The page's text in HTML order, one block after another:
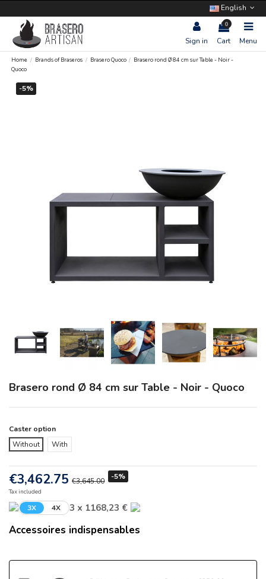
English
Sign in
0
Cart Menu
Home Brands of Braseros Brasero Quoco
Brasero rond Ø 84 cm sur Table - Noir -
Quoco
-5%
Brasero rond Ø 84 cm sur Table - Noir - Quoco
Caster option
Without
With
€3,462.75 €3,645.00 -5%
Tax included
3X 4X 3 x 1168,23 €
Accessoires indispensables